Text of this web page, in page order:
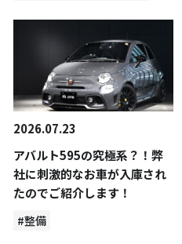
2026.07.23
アバルト595の究極系？！弊
社に刺激的なお車が入庫され
たのでご紹介します！
#整備